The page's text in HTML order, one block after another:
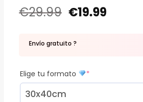
€29.99 €19.99
Envío gratuito ?
Elige tu formato *